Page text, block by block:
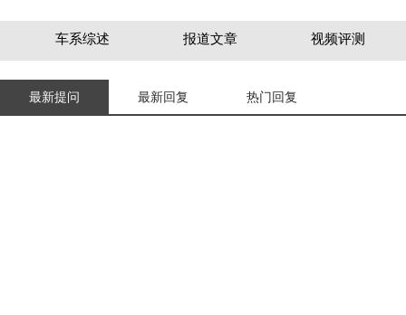
车系综述 报道文章 视频评测
最新提问 最新回复 热门回复